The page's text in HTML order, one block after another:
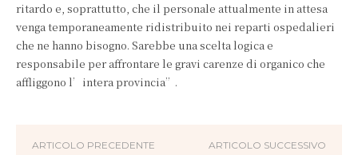
ritardo e, soprattutto, che il personale attualmente in attesa
venga temporaneamente ridistribuito nei reparti ospedalieri
che ne hanno bisogno. Sarebbe una scelta logica e
responsabile per affrontare le gravi carenze di organico che
affliggono l’intera provincia”.
ARTICOLO PRECEDENTE ARTICOLO SUCCESSIVO